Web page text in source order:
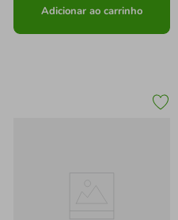
Adicionar ao carrinho